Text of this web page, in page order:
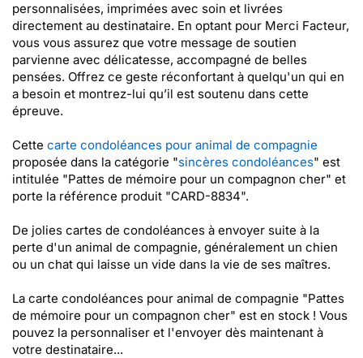
personnalisées, imprimées avec soin et livrées
directement au destinataire. En optant pour Merci Facteur,
vous vous assurez que votre message de soutien
parvienne avec délicatesse, accompagné de belles
pensées. Offrez ce geste réconfortant à quelqu'un qui en
a besoin et montrez-lui qu’il est soutenu dans cette
épreuve.
Cette carte condoléances pour animal de compagnie
proposée dans la catégorie "sincères condoléances" est
intitulée "Pattes de mémoire pour un compagnon cher" et
porte la référence produit "CARD-8834".
De jolies cartes de condoléances à envoyer suite à la
perte d'un animal de compagnie, généralement un chien
ou un chat qui laisse un vide dans la vie de ses maîtres.
La carte condoléances pour animal de compagnie "Pattes
de mémoire pour un compagnon cher" est en stock ! Vous
pouvez la personnaliser et l'envoyer dès maintenant à
votre destinataire...